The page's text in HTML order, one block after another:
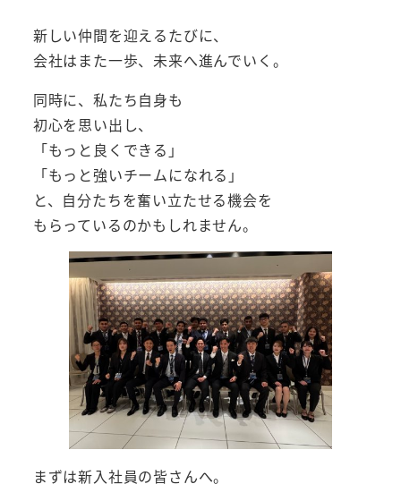
新しい仲間を迎えるたびに、
会社はまた一歩、未来へ進んでいく。
同時に、私たち自身も
初心を思い出し、
「もっと良くできる」
「もっと強いチームになれる」
と、自分たちを奮い立たせる機会を
もらっているのかもしれません。
まずは新入社員の皆さんへ。